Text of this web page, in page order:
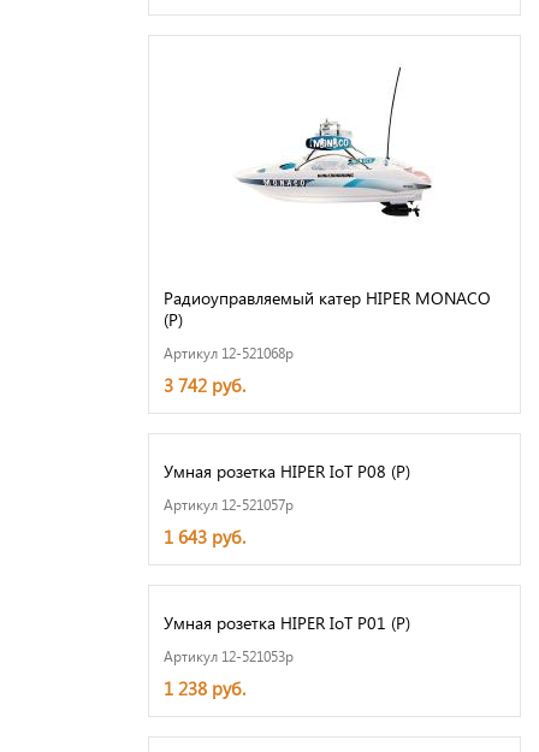
Радиоуправляемый катер HIPER MONACO
(Р)
Артикул 12-521068p
3 742 руб.
Умная розетка HIPER IoT P08 (Р)
Артикул 12-521057p
1 643 руб.
Умная розетка HIPER IoT P01 (Р)
Артикул 12-521053p
1 238 руб.